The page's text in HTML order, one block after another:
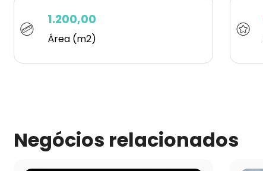
1.200,00
Área (m2)
Negócios relacionados